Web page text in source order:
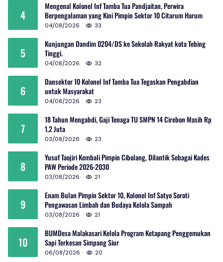
4
Mengenal Kolonel Inf Tamba Tua Pandjaitan, Perwira
Berpengalaman yang Kini Pimpin Sektor 10 Citarum Harum
04/08/2026 33
5
Kunjungan Dandim 0204/DS ke Sekolah Rakyat kota Tebing
Tinggi.
04/08/2026 32
6
Dansektor 10 Kolonel Inf Tamba Tua Tegaskan Pengabdian
untuk Masyarakat
04/08/2026 23
7
18 Tahun Mengabdi, Gaji Tenaga TU SMPN 14 Cirebon Masih Rp
1,2 Juta
03/08/2026 23
8
Yusuf Taojiri Kembali Pimpin Cibolang, Dilantik Sebagai Kades
PAW Periode 2026-2030
03/08/2026 21
9
Enam Bulan Pimpin Sektor 10, Kolonel Inf Satyo Soroti
Pengawasan Limbah dan Budaya Kelola Sampah
03/08/2026 21
10
BUMDesa Malakasari Kelola Program Ketapang Penggemukan
Sapi Terkesan Simpang Siur
06/08/2026 20